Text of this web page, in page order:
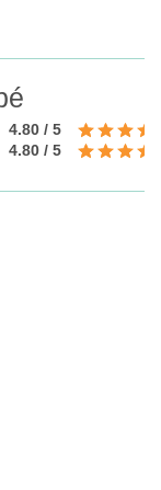
4.80 / 5
4.80 / 5